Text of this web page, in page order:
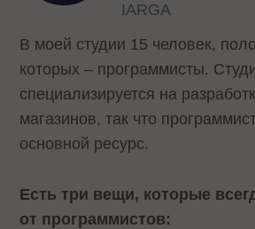
IARGA
В моей студии 15 человек,
которых – программисты.
специализируется на
магазинов, так что
основной ресурс.
Есть три вещи, которые
от программистов: